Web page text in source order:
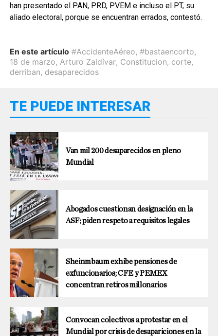
han presentado el PAN, PRD, PVEM e incluso el PT, su
aliado electoral, porque se encuentran errados, contestó.
En este artículo #AccidenteAéreo, #bastaencorto,
18 de marzo, Arturo Zaldívar, Constitucion, corte,
derriban, desaparecidos
TE PUEDE INTERESAR
Van mil 200 desaparecidos en pleno
Mundial
Abogados cuestionan designación en la
ASF; piden respeto a requisitos legales
Sheinmbaum exhibe pensiones de
exfuncionarios; CFE y PEMEX
concentran retiros millonarios
Convocan colectivos a protestar en el
Mundial por crisis de desapariciones en la